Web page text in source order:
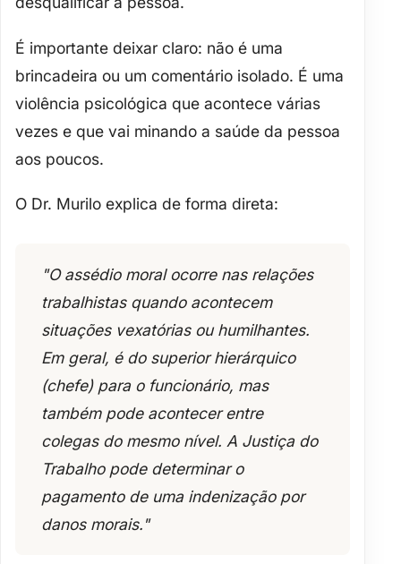
É importante deixar claro: não é uma
brincadeira ou um comentário isolado. É uma
violência psicológica que acontece várias
vezes e que vai minando a saúde da pessoa
aos poucos.
O Dr. Murilo explica de forma direta:
"O assédio moral ocorre nas relações
trabalhistas quando acontecem
situações vexatórias ou humilhantes.
Em geral, é do superior hierárquico
(chefe) para o funcionário, mas
também pode acontecer entre
colegas do mesmo nível. A Justiça do
Trabalho pode determinar o
pagamento de uma indenização por
danos morais."